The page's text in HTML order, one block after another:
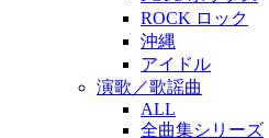
ROCK ロック
沖縄
アイドル
演歌／歌謡曲
ALL
全曲集シリーズ